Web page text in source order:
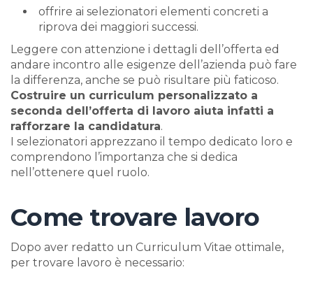
offrire ai selezionatori elementi concreti a
riprova dei maggiori successi.
Leggere con attenzione i dettagli dell’offerta ed
andare incontro alle esigenze dell’azienda può fare
la differenza, anche se può risultare più faticoso.
Costruire un curriculum personalizzato a
seconda dell’offerta di lavoro aiuta infatti a
rafforzare la candidatura.
I selezionatori apprezzano il tempo dedicato loro e
comprendono l’importanza che si dedica
nell’ottenere quel ruolo.
Come trovare lavoro
Dopo aver redatto un Curriculum Vitae ottimale,
per trovare lavoro è necessario: